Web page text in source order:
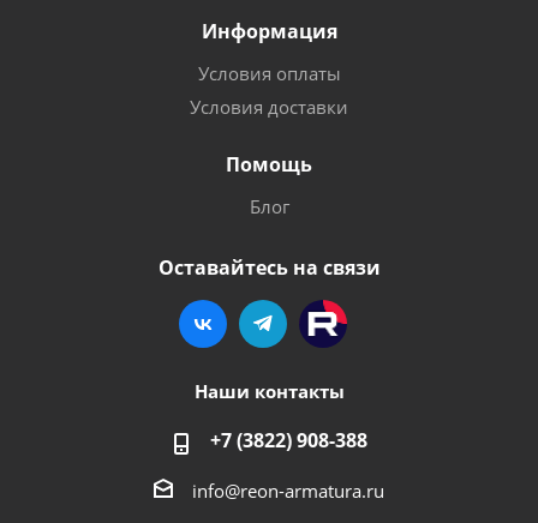
Информация
Условия оплаты
Условия доставки
Помощь
Блог
Оставайтесь на связи
Наши контакты
+7 (3822) 908-388
info@reon-armatura.ru